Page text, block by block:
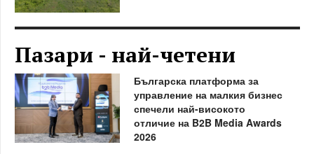
Пазари - най-четени
Българска платформа за
управление на малкия бизнес
спечели най-високото
отличие на B2B Media Awards
2026